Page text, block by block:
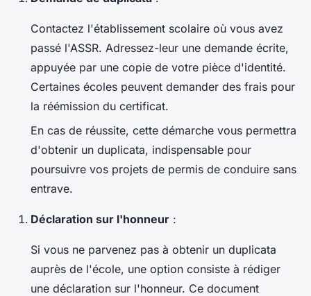
Contactez l'établissement scolaire où vous avez
passé l'ASSR. Adressez-leur une demande écrite,
appuyée par une copie de votre pièce d'identité.
Certaines écoles peuvent demander des frais pour
la réémission du certificat.
En cas de réussite, cette démarche vous permettra
d'obtenir un duplicata, indispensable pour
poursuivre vos projets de permis de conduire sans
entrave.
Déclaration sur l'honneur :
Si vous ne parvenez pas à obtenir un duplicata
auprès de l'école, une option consiste à rédiger
une déclaration sur l'honneur. Ce document